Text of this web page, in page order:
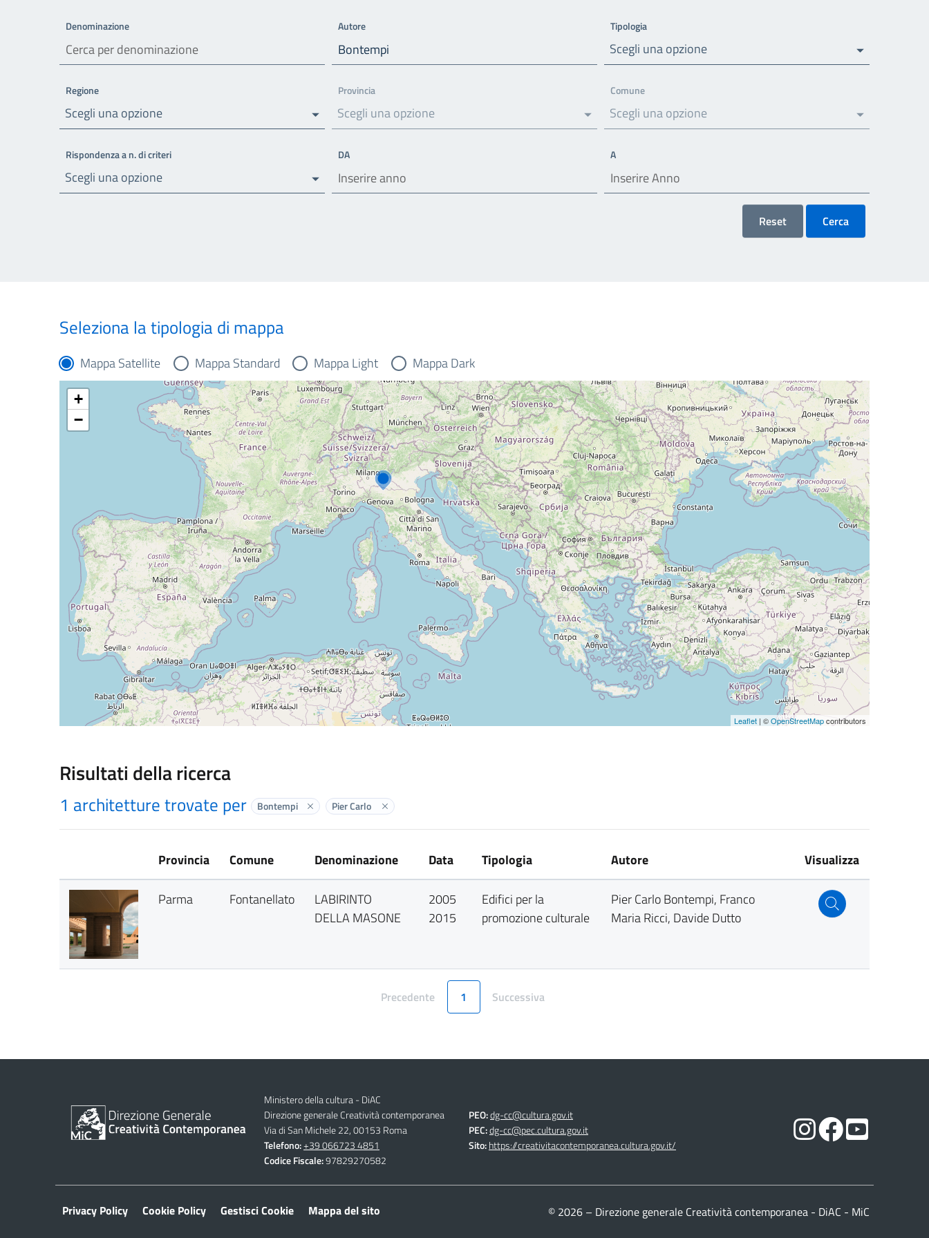
Denominazione Autore Tipologia
Scegli una opzione
Regione
Scegli una opzione
Provincia
Scegli una opzione
Comune
Scegli una opzione
Rispondenza a n. di criteri
Scegli una opzione
DA A
Reset Cerca
Seleziona la tipologia di mappa
Mappa Satellite Mappa Standard Mappa Light Mappa Dark
+
−
Leaflet | ©OpenStreetMapcontributors
Risultati della ricerca
1 architetture trovate per Bontempi Elimina label
Pier Carlo Elimina label
Provincia Comune Denominazione Data Tipologia Autore Visualizza
Parma Fontanellato
LABIRINTO
DELLA MASONE
2005
2015
Edifici per la
promozione culturale
Pier Carlo Bontempi, Franco
Maria Ricci, Davide Dutto
Pagina
Precedente 1 Pagina
Successiva
Ministero della cultura - DiAC
Direzione generale Creatività contemporanea
Via di San Michele 22, 00153 Roma
Telefono:+39 066723 4851
Codice Fiscale:97829270582
PEO:dg-cc@cultura.gov.it
PEC:dg-cc@pec.cultura.gov.it
Sito:https://creativitacontemporanea.cultura.gov.it/
Privacy Policy Cookie Policy Gestisci Cookie Mappa del sito © 2026 – Direzione generale Creatività contemporanea - DiAC - MiC